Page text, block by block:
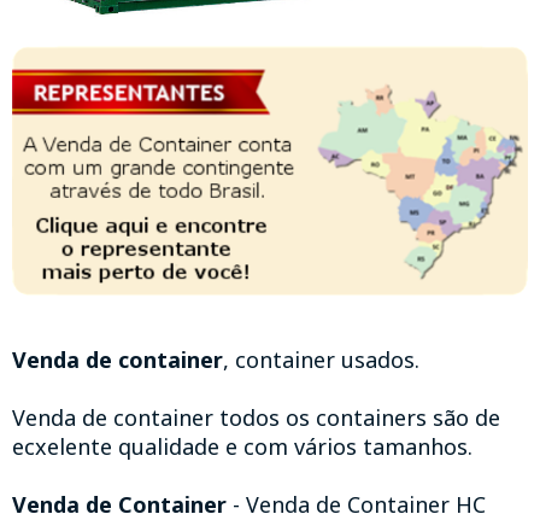
Venda de container, container usados.
Venda de container todos os containers são de
ecxelente qualidade e com vários tamanhos.
Venda de Container - Venda de Container HC